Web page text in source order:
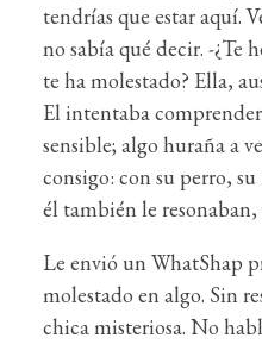
tendrías que estar aquí.
no sabía qué decir. -¿Te
te ha molestado? Ella,
El intentaba
sensible; algo huraña a
consigo: con su perro,
él también le
Le envió un WhatShap
molestado en algo. Sin
chica misteriosa. No